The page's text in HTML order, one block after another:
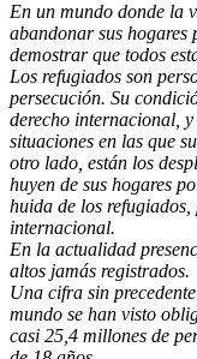
En un mundo donde la
abandonar sus hogares
demostrar que todos
Los refugiados son
persecución. Su
derecho internacional, y
situaciones en las que
otro lado, están los
huyen de sus hogares
huida de los
internacional.
En la actualidad
altos jamás registrados.
Una cifra sin
mundo se han visto
casi 25,4 millones de